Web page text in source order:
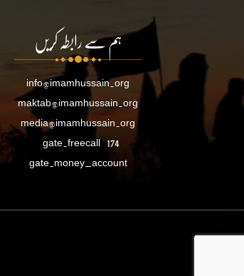
ہم سے رابطہ کریں
info@imamhussain.org
maktab@imamhussain.org
media@imamhussain.org
gate.freecall 174
gate.money_account